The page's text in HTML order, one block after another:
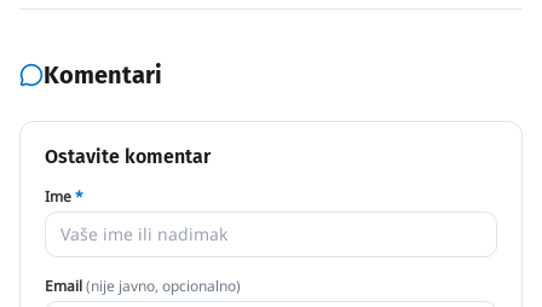
Komentari
Ostavite komentar
Ime*
Email(nije javno, opcionalno)